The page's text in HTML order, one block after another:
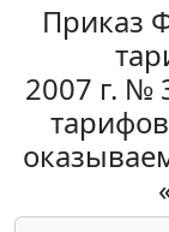
Приказ
2007 г. №